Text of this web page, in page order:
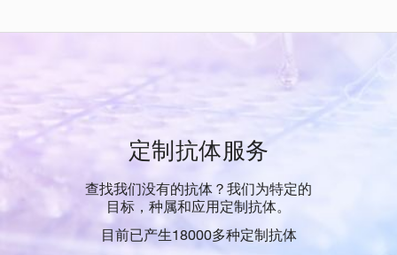
定制抗体服务
查找我们没有的抗体？我们为特定的
目标，种属和应用定制抗体。
目前已产生18000多种定制抗体